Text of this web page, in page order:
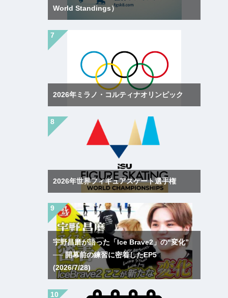
World Standings）
2026年ミラノ・コルティナオリンピック
2026年世界フィギュアスケート選手権
宇野昌磨が語った「Ice Brave2」の“変化”
── 開幕前の練習に密着したEP5
(2026/7/28)